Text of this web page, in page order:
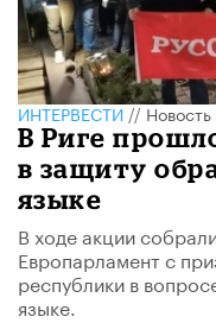
ИНТЕРВЕСТИ//Новость
В Риге
в защиту
языке
В ходе акции
Европарламент с
республики в
языке.